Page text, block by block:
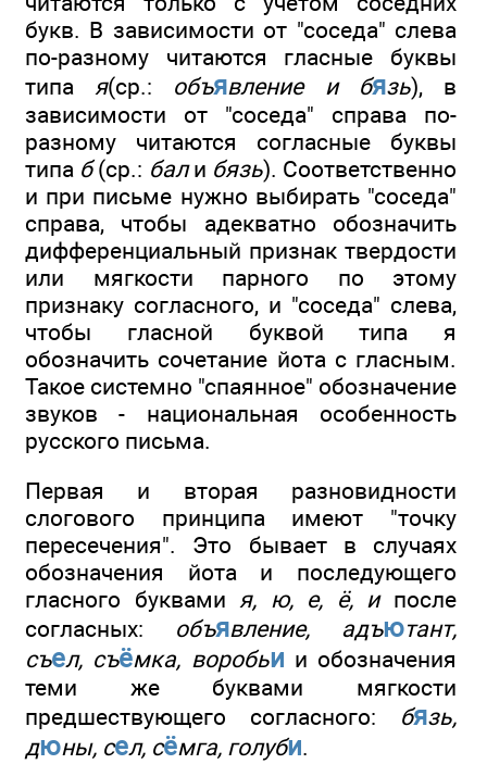
букв. В зависимости от "соседа" слева
по-разному читаются гласные буквы
типа я(ср.: объявление и бязь), в
зависимости от "соседа" справа по-
разному читаются согласные буквы
типа б(ср.: бали бязь). Соответственно
и при письме нужно выбирать "соседа"
справа, чтобы адекватно обозначить
дифференциальный признак твердости
или мягкости парного по этому
признаку согласного, и "соседа" слева,
чтобы гласной буквой типа я
обозначить сочетание йота с гласным.
Такое системно "спаянное" обозначение
звуков - национальная особенность
русского письма.
Первая и вторая разновидности
слогового принципа имеют "точку
пересечения". Это бывает в случаях
обозначения йота и последующего
гласного буквамия, ю, е, ё, ипосле
согласных: объявление, адъютант,
съел, съёмка, воробьи и обозначения
теми же буквами мягкости
предшествующего согласного: бязь,
дюны, сел, сёмга, голуби.